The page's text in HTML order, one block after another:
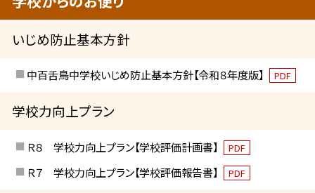
いじめ防止基本方針
中百舌鳥中学校いじめ防止基本方針【令和８年度版】 PDF
学校力向上プラン
Ｒ８ 学校力向上プラン【学校評価計画書】 PDF
Ｒ７ 学校力向上プラン【学校評価報告書】 PDF